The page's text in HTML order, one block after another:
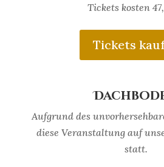
Tickets kosten
Tickets
Aufgrund des
diese Veranstaltung auf
statt.